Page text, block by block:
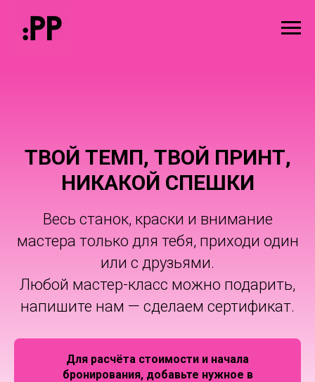
ТВОЙ ТЕМП, ТВОЙ ПРИНТ,
НИКАКОЙ СПЕШКИ
Весь станок, краски и внимание
мастера только для тебя, приходи один
или с друзьями.
Любой мастер-класс можно подарить,
напишите нам — сделаем сертификат.
Для расчёта стоимости и начала
бронирования, добавьте нужное в